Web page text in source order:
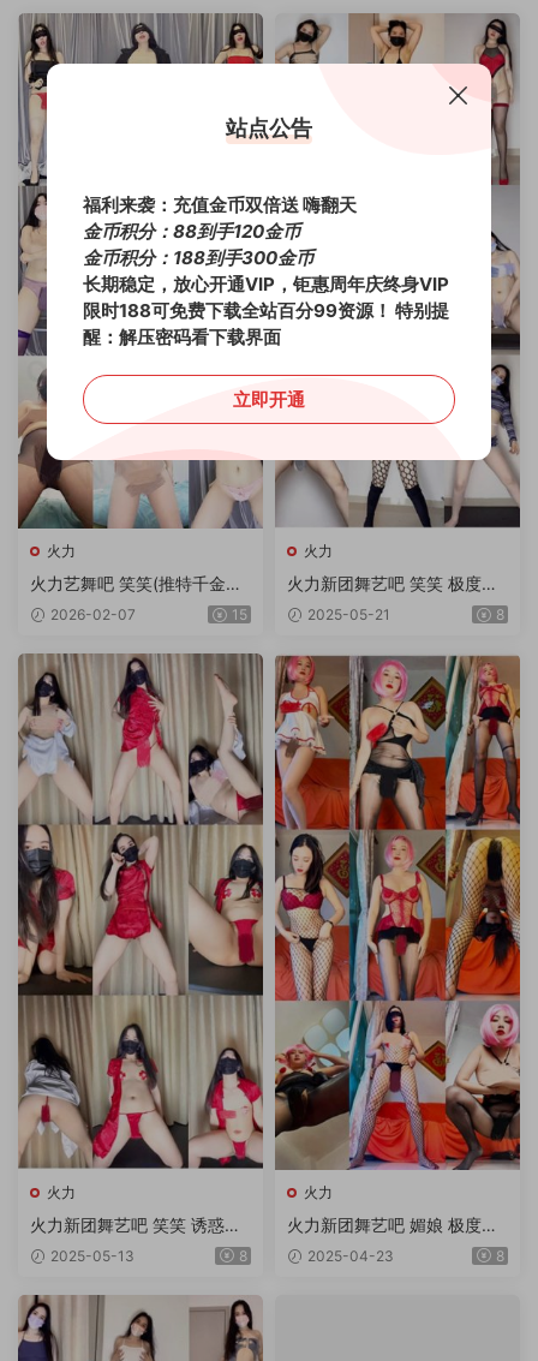
火力
火力艺舞吧 笑笑(推特千金）
顶臀摇摆极度诱惑顶胯热舞 4
2026-02-07 15
火力
火力新团舞艺吧 笑笑 极度诱
惑顶胯热舞 第38期 10V/1.92
2025-05-21 8
火力
火力新团舞艺吧 笑笑 诱惑顶
胯热舞 第9期 5V
2025-05-13 8
火力
火力新团舞艺吧 媚娘 极度诱
惑顶胯热舞 第30期 10V/1.75
2025-04-23 8
站点公告
福利来袭：充值金币双倍送 嗨翻天
金币积分：88到手120金币
金币积分：188到手300金币
长期稳定，放心开通VIP，钜惠周年庆终身VIP
限时188可免费下载全站百分99资源！ 特别提
醒：解压密码看下载界面
立即开通